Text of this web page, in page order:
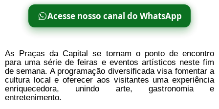
Acesse nosso canal do WhatsApp
As Praças da Capital se tornam o ponto de encontro
para uma série de feiras e eventos artísticos neste fim
de semana. A programação diversificada visa fomentar a
cultura local e oferecer aos visitantes uma experiência
enriquecedora, unindo arte, gastronomia e
entretenimento.